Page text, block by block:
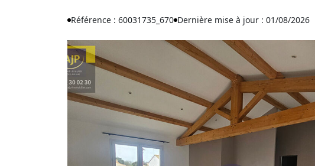
Référence : 60031735_670 Dernière mise à jour : 01/08/2026